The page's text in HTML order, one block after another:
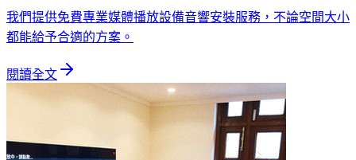
我們提供免費專業媒體播放設備音響安裝服務，不論空間大小
都能給予合適的方案。
閱讀全文